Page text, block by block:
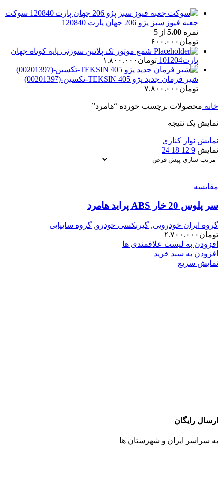
سوکت
جعبه فیوز سبز پژو 206 جهان پارت 120840
نمره 5.00 از 5
تومان ۶۰۰.۰۰۰
شمع موتور تک پلاتین سوزنی پایه کوتاه جهان
پارت101204
تومان ۱.۸۰۰.۰۰۰
شیر فرمان جدید پژو 405 TEKSIN-تکسین-(00201397)
تومان ۷.۸۰۰.۰۰۰
خانه محصولات برچسب خورده “هامرد”
نمایش یک نتیجه
نمایش نوار کناری
نمایش 9
12
18
24
مقایسه
سر پلوس 20 خار ABS پراید هامرد
گروه ایران خودرویی, گیربکسی خودرو, گروه سایپایی
تومان ۲.۷۰۰.۰۰۰
افزودن به لیست علاقمندی ها
افزودن به سبد خرید
نمایش سریع
ارسال رایگان
به سراسر ایران و شهرستان ها